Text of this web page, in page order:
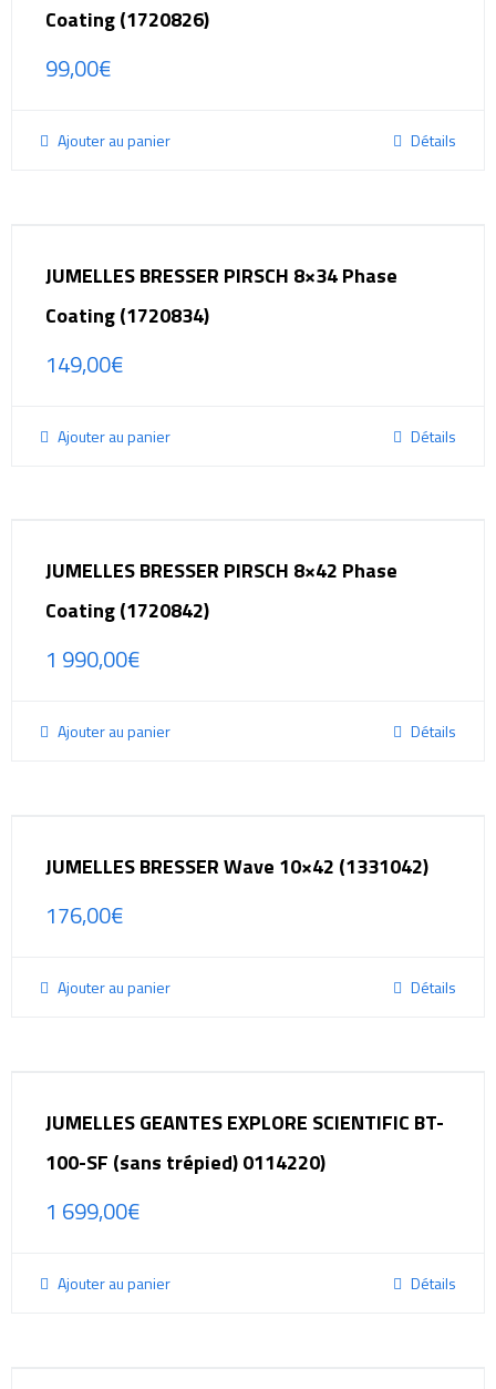
Coating (1720826)
99,00€
Ajouter au panier Détails
JUMELLES BRESSER PIRSCH 8×34 Phase
Coating (1720834)
149,00€
Ajouter au panier Détails
JUMELLES BRESSER PIRSCH 8×42 Phase
Coating (1720842)
1 990,00€
Ajouter au panier Détails
JUMELLES BRESSER Wave 10×42 (1331042)
176,00€
Ajouter au panier Détails
JUMELLES GEANTES EXPLORE SCIENTIFIC BT-
100-SF (sans trépied) 0114220)
1 699,00€
Ajouter au panier Détails